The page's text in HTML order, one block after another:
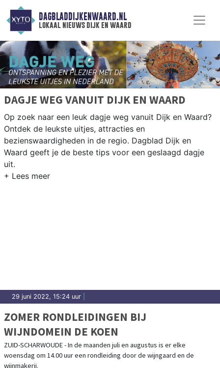
DAGBLADDIJKENWAARD.NL
lokaal nieuws dijk en waard
DAGJE WEG VANUIT DIJK EN WAARD
Op zoek naar een leuk dagje weg vanuit Dijk en Waard?
Ontdek de leukste uitjes, attracties en
bezienswaardigheden in de regio. Dagblad Dijk en
Waard geeft je de beste tips voor een geslaagd dagje
uit.
29 juni 2022, 15:24 uur
ZOMER RONDLEIDINGEN BIJ
WIJNDOMEIN DE KOEN
ZUID-SCHARWOUDE - In de maanden juli en augustus is er elke
woensdag om 14.00 uur een rondleiding door de wijngaard en de
wijnmakerij.